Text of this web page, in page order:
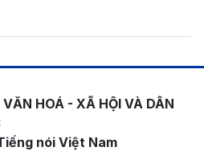
VĂN HOÁ - XÃ HỘI VÀ DÂN
nói Việt Nam